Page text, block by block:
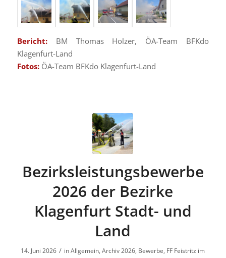
Bericht:BM Thomas Holzer, ÖA-Team BFKdo
Klagenfurt-Land
Fotos:ÖA-Team BFKdo Klagenfurt-Land
Bezirksleistungsbewerbe
2026 der Bezirke
Klagenfurt Stadt- und
Land
14. Juni 2026 / inAllgemein,Archiv 2026, Bewerbe, FF Feistritz im